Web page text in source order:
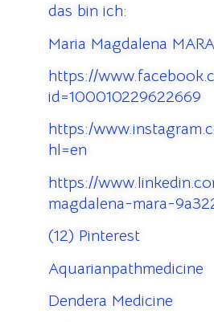
das bin ich:
Maria Magdalena MARA
https://
id=100010229622669
https:/
hl=en
https://
magdalena-mara-
(12) Pinterest
Aquarianpathmedicine
Dendera Medicine